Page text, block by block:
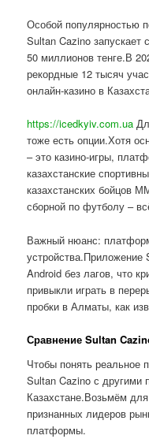
Особой популярностью
Sultan Cazino
50 миллионов тенге.В
рекордные 12 тысяч
онлайн-казино в
https://icedkyiv.com.ua
тоже есть опции.Хотя
– это казино-игры,
казахстанские
казахстанских бойцов
сборной по футболу –
Важный нюанс:
устройства.Приложение
Android без лагов, что
привыкли играть в
пробки в Алматы, как
Сравнение Sultan
Чтобы понять реальное
Sultan Cazino с
Казахстане.Возьмём
признанных лидеров
платформы.